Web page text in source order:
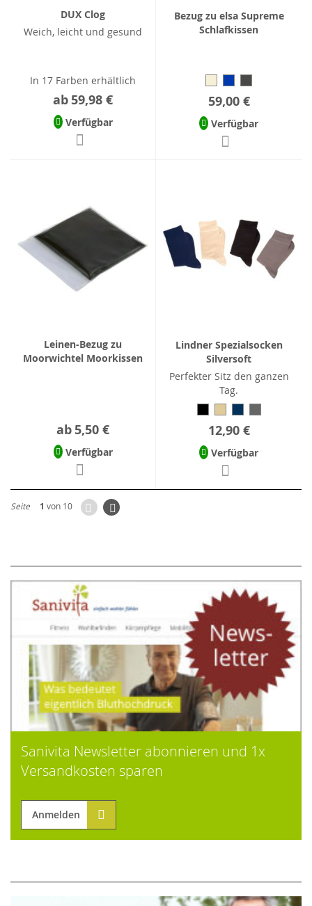
DUX Clog
Weich, leicht und gesund
In 17 Farben erhältlich
ab 59,98 €
Verfügbar
Bezug zu elsa Supreme
Schlafkissen
59,00 €
Verfügbar
Leinen-Bezug zu
Moorwichtel Moorkissen
ab 5,50 €
Verfügbar
Lindner Spezialsocken
Silversoft
Perfekter Sitz den ganzen
Tag.
12,90 €
Verfügbar
Seite 1 von 10 ZurückSeite
Weiter
Sanivita Newsletter abonnieren und 1x
Versandkosten sparen
Anmelden